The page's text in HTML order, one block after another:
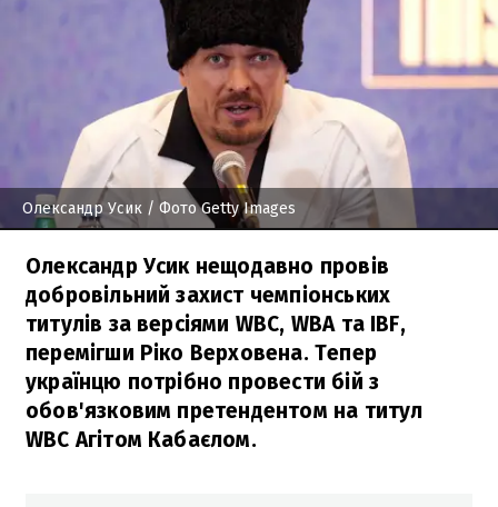
Олександр Усик / Фото Getty Images
Олександр Усик нещодавно провів
добровільний захист чемпіонських
титулів за версіями WBC, WBA та IBF,
перемігши Ріко Верховена. Тепер
українцю потрібно провести бій з
обов'язковим претендентом на титул
WBC Агітом Кабаєлом.